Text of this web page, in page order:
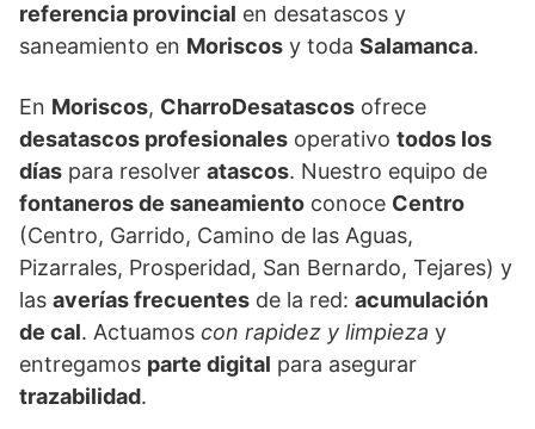
referencia provincial en desatascos y
saneamiento en Moriscos y toda Salamanca.
En Moriscos, CharroDesatascos ofrece
desatascos profesionales operativo todos los
días para resolver atascos. Nuestro equipo de
fontaneros de saneamiento conoce Centro
(Centro, Garrido, Camino de las Aguas,
Pizarrales, Prosperidad, San Bernardo, Tejares) y
las averías frecuentes de la red: acumulación
de cal. Actuamos con rapidez y limpieza y
entregamos parte digital para asegurar
trazabilidad.